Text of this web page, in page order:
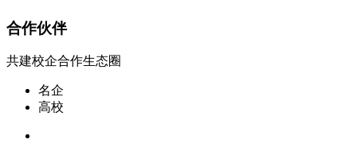
合作伙伴
共建校企合作生态圈
名企
高校